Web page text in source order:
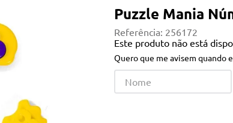
Puzzle Mania
Referência: 256172
Este produto não está
Quero que me avisem quando